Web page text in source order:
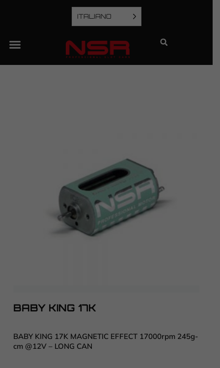
ITALIANO
BABY KING 17K
BABY KING 17K MAGNETIC EFFECT 17000rpm 245g-
cm @12V – LONG CAN